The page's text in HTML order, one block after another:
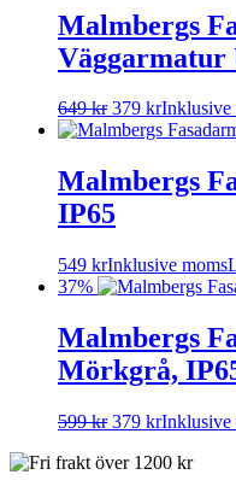
Malmbergs
Väggarmatur
649kr 379 krInklusive
Malmbergs
IP65
549 krInklusive moms
37%
Malmbergs
Mörkgrå,
599kr 379 krInklusive